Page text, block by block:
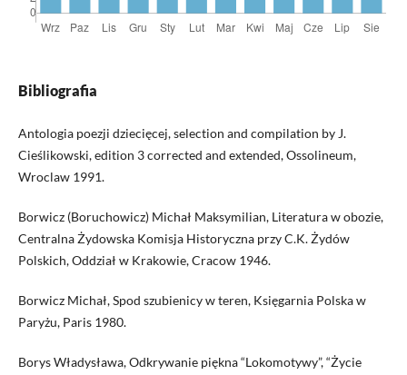
Bibliografia
Antologia poezji dziecięcej, selection and compilation by J.
Cieślikowski, edition 3 corrected and extended, Ossolineum,
Wroclaw 1991.
Borwicz (Boruchowicz) Michał Maksymilian, Literatura w obozie,
Centralna Żydowska Komisja Historyczna przy C.K. Żydów
Polskich, Oddział w Krakowie, Cracow 1946.
Borwicz Michał, Spod szubienicy w teren, Księgarnia Polska w
Paryżu, Paris 1980.
Borys Władysława, Odkrywanie piękna “Lokomotywy”, “Życie